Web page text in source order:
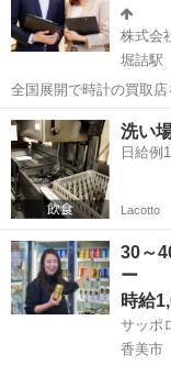
株式会
堀詰駅
全国展開で時計の買取
頂ける方を大募集します！ 未経験や知識が0でもOK🙆‍♀️ 各エ
当スタッフが丁寧にレクチャー致します
OK🤏 ムリな...
高知 高知市 堀
洗い
日給例
Lacotto
30～
ー
時給
サッポ
香美市